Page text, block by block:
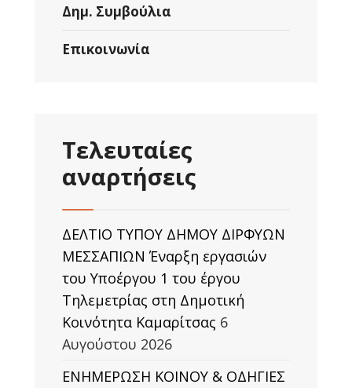
Δημ. Συμβούλια
Επικοινωνία
Τελευταίες
αναρτήσεις
ΔΕΛΤΙΟ ΤΥΠΟΥ ΔΗΜΟΥ ΔΙΡΦΥΩΝ
ΜΕΣΣΑΠΙΩΝ Έναρξη εργασιών
του Υποέργου 1 του έργου
Τηλεμετρίας στη Δημοτική
Κοινότητα Καμαρίτσας 6
Αυγούστου 2026
ΕΝΗΜΕΡΩΣΗ ΚΟΙΝΟΥ & ΟΔΗΓΙΕΣ